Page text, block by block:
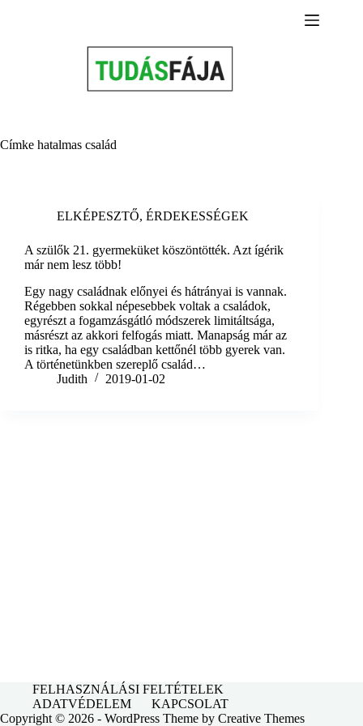
Címke hatalmas család
ELKÉPESZTŐ, ÉRDEKESSÉGEK
A szülők 21. gyermeküket köszöntötték. Azt ígérik
már nem lesz több!
Egy nagy családnak előnyei és hátrányai is vannak.
Régebben sokkal népesebbek voltak a családok,
egyrészt a fogamzásgátló módszerek limitáltsága,
másrészt az akkori felfogás miatt. Manapság már az
is ritka, ha egy családban kettőnél több gyerek van.
A történetünkben szereplő család…
Judith
2019-01-02
FELHASZNÁLÁSI FELTÉTELEK
ADATVÉDELEM
KAPCSOLAT
Copyright © 2026 - WordPress Theme by Creative Themes